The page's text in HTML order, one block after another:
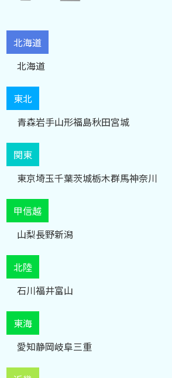
北海道
北海道
東北
青森岩手山形福島秋田宮城
関東
東京埼玉千葉茨城栃木群馬神奈川
甲信越
山梨長野新潟
北陸
石川福井富山
東海
愛知静岡岐阜三重